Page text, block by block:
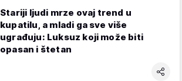
Stariji ljudi mrze ovaj trend u
kupatilu, a mladi ga sve više
ugrađuju: Luksuz koji može biti
opasan i štetan